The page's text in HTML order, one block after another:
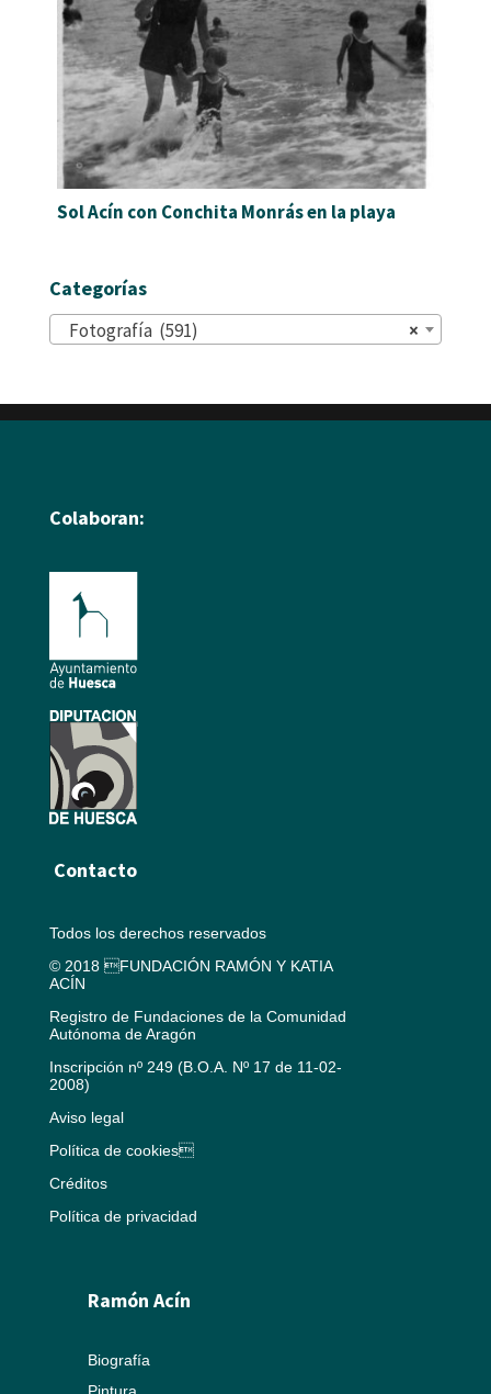
Sol Acín con Conchita Monrás en la playa
Categorías
×
Fotografía (591)
Colaboran:
Contacto
Todos los derechos reservados
© 2018 FUNDACIÓN RAMÓN Y KATIA
ACÍN
Registro de Fundaciones de la Comunidad
Autónoma de Aragón
Inscripción nº 249 (B.O.A. Nº 17 de 11-02-
2008)
Aviso legal
Política de cookies
Créditos
Política de privacidad
Ramón Acín
Biografía